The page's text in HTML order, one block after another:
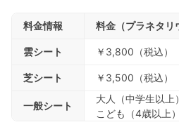
料金情報 料金（プラネタリ
雲シート ￥3,800（税込）
芝シート ￥3,500（税込）
一般シート
大人（中学生以上
こども（4歳以上